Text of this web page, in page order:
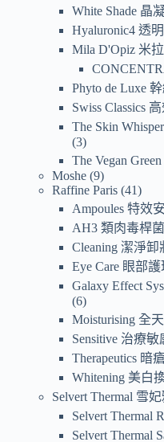
White Shade 晶
Hyaluronic4 透
Mila D'Opiz 米
Phyto de Luxe
Swiss Classics
The Skin
3
The Vegan
Moshe 9
Raffine Paris 41
Ampoules 特效
AH3 類肉毒桿
Cleaning 潔淨卸
Eye Care 眼部護
Galaxy Effect
6
Moisturising 全
Sensitive 治療敏
Therapeutics 暗
Whitening 美白
Selvert Thermal 雪
Selvert Thermal
Selvert Thermal